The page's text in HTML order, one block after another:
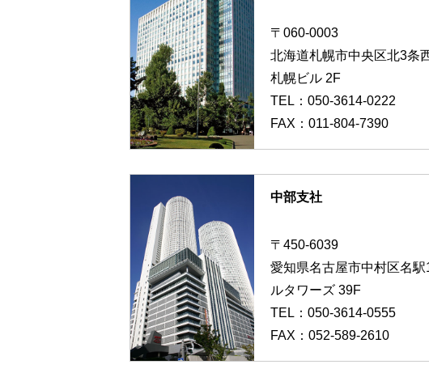
〒060-0003
北海道札幌市中央区北3条
札幌ビル 2F
TEL： 050-3614-0222
FAX：011-804-7390
中部支社
〒450-6039
愛知県名古屋市中村区名
ルタワーズ 39F
TEL： 050-3614-0555
FAX：052-589-2610